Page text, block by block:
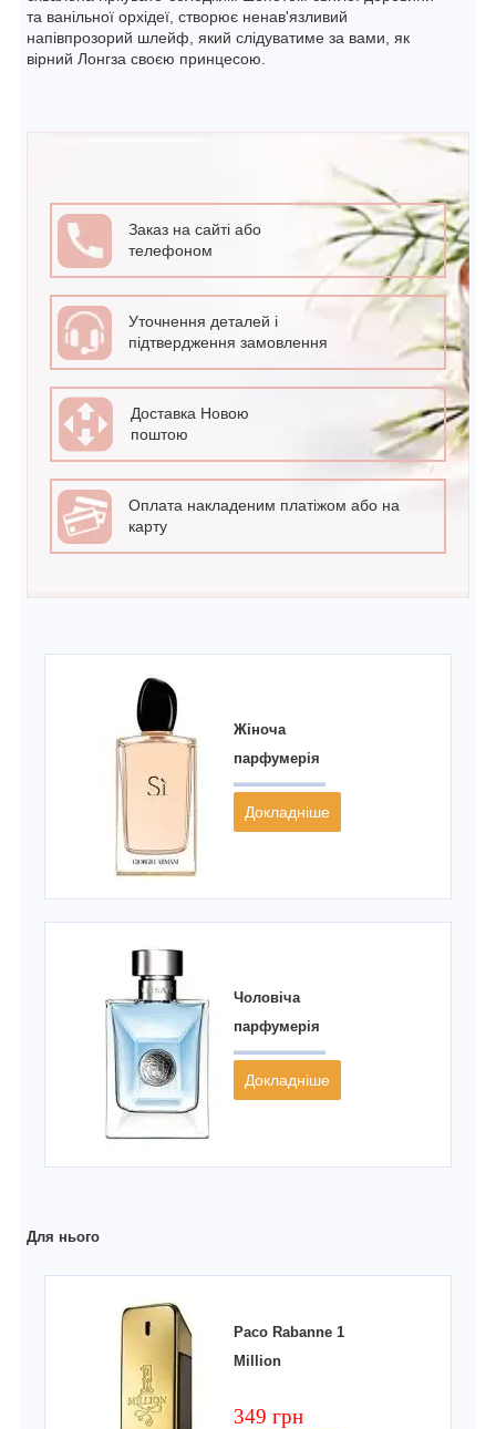
та ванільної орхідеї, створює ненав'язливий
напівпрозорий шлейф, який слідуватиме за вами, як
вірний Лонгза своєю принцесою.
Заказ на сайті або
телефоном
Уточнення деталей і
підтвердження замовлення
Доставка Новою
поштою
Оплата накладеним платіжом або на
карту
Жіноча
парфумерія
Докладніше
Чоловіча
парфумерія
Докладніше
Для нього
Paco Rabanne 1
Million
349 грн